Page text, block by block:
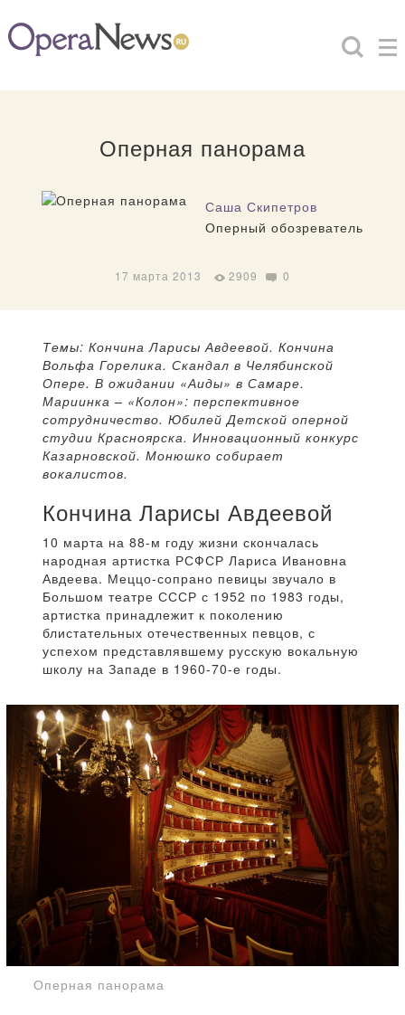
Оперная панорама
Саша Скипетров
Оперный обозреватель
17 марта 2013 2909 0
Темы: Кончина Ларисы Авдеевой. Кончина
Вольфа Горелика. Скандал в Челябинской
Опере. В ожидании «Аиды» в Самаре.
Мариинка – «Колон»: перспективное
сотрудничество. Юбилей Детской оперной
студии Красноярска. Инновационный конкурс
Казарновской. Монюшко собирает
вокалистов.
Кончина Ларисы Авдеевой
10 марта на 88-м году жизни скончалась
народная артистка РСФСР Лариса Ивановна
Авдеева. Меццо-сопрано певицы звучало в
Большом театре СССР с 1952 по 1983 годы,
артистка принадлежит к поколению
блистательных отечественных певцов, с
успехом представлявшему русскую вокальную
школу на Западе в 1960-70-е годы.
Оперная панорама